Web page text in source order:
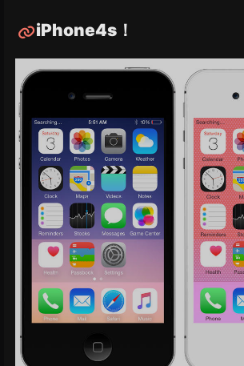
iPhone4s！